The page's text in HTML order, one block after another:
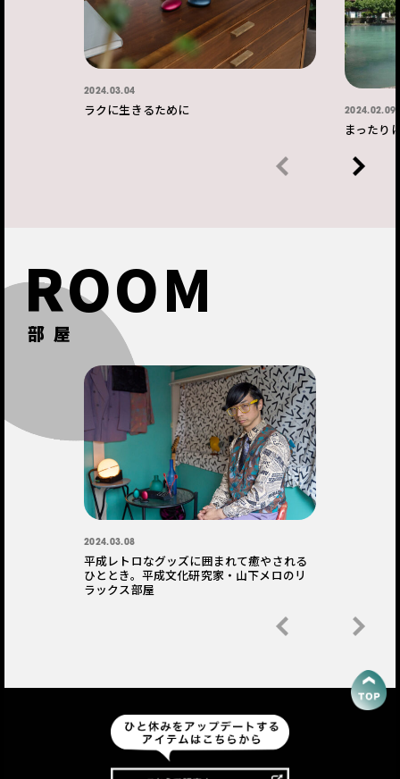
2024.03.04
ラクに生きるために 2024.02.09
まったり
ROOM
部屋
2024.03.08
平成レトロなグッズに囲まれて癒やされる
ひととき。平成文化研究家・山下メロのリ
ラックス部屋